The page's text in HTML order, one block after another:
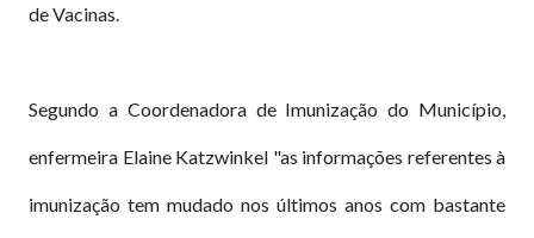
de Vacinas.
Segundo a Coordenadora de Imunização do Município,
enfermeira Elaine Katzwinkel "as informações referentes à
imunização tem mudado nos últimos anos com bastante